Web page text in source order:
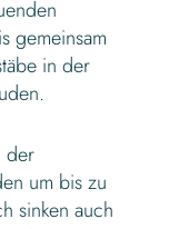
gemeinsam
in der
der
um bis zu
sinken auch